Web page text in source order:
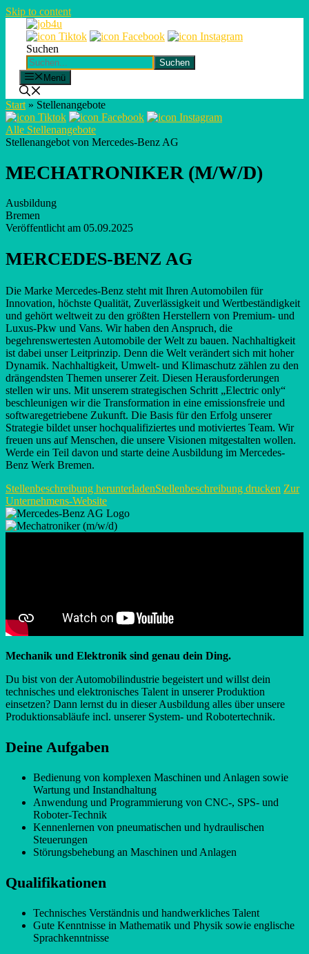
Skip to content
Suchen
Suchen
Menü
Start » Stellenangebote
Alle Stellenangebote
Stellenangebot von Mercedes-Benz AG
MECHATRONIKER (M/W/D)
Ausbildung
Bremen
Veröffentlicht am 05.09.2025
MERCEDES-BENZ AG
Die Marke Mercedes-Benz steht mit Ihren Automobilen für
Innovation, höchste Qualität, Zuverlässigkeit und Wertbeständigkeit
und gehört weltweit zu den größten Herstellern von Premium- und
Luxus-Pkw und Vans. Wir haben den Anspruch, die
begehrenswertesten Automobile der Welt zu bauen. Nachhaltigkeit
ist dabei unser Leitprinzip. Denn die Welt verändert sich mit hoher
Dynamik. Nachhaltigkeit, Umwelt- und Klimaschutz zählen zu den
drängendsten Themen unserer Zeit. Diesen Herausforderungen
stellen wir uns. Mit unserem strategischen Schritt „Electric only“
beschleunigen wir die Transformation in eine emissionsfreie und
softwaregetriebene Zukunft. Die Basis für den Erfolg unserer
Strategie bildet unser hochqualifiziertes und motiviertes Team. Wir
freuen uns auf Menschen, die unsere Visionen mitgestalten wollen.
Werde ein Teil davon und starte deine Ausbildung im Mercedes-
Benz Werk Bremen.
Stellenbeschreibung herunterladenStellenbeschreibung drucken Zur
Unternehmens-Website
Mechanik und Elektronik sind genau dein Ding.
Du bist von der Automobilindustrie begeistert und willst dein
technisches und elektronisches Talent in unserer Produktion
einsetzen? Dann lernst du in dieser Ausbildung alles über unsere
Produktionsabläufe incl. unserer System- und Robotertechnik.
Deine Aufgaben
Bedienung von komplexen Maschinen und Anlagen sowie
Wartung und Instandhaltung
Anwendung und Programmierung von CNC-, SPS- und
Roboter-Technik
Kennenlernen von pneumatischen und hydraulischen
Steuerungen
Störungsbehebung an Maschinen und Anlagen
Qualifikationen
Technisches Verständnis und handwerkliches Talent
Gute Kenntnisse in Mathematik und Physik sowie englische
Sprachkenntnisse